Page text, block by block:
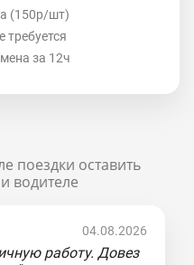
(150р/шт)
требуется
за 12ч
поездки оставить
водителе
04.08.2026
работу. Довез